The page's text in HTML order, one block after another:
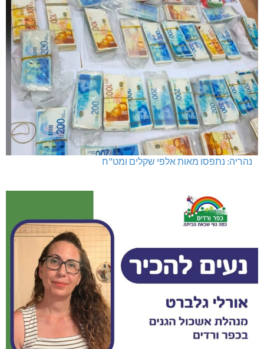
נהריה: נתפסו מאות אלפי שקלים ומט"ח